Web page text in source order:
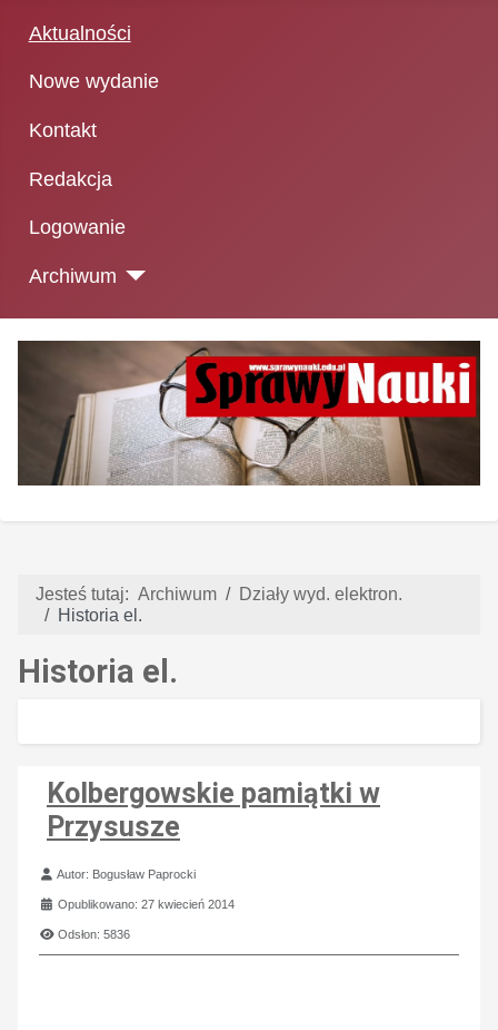
Aktualności
Nowe wydanie
Kontakt
Redakcja
Logowanie
Archiwum
Jesteś tutaj: Archiwum
Działy wyd. elektron.
Historia el.
Historia el.
Kolbergowskie pamiątki w
Przysusze
Szczegóły
Autor: Bogusław Paprocki
Opublikowano: 27 kwiecień 2014
Odsłon: 5836